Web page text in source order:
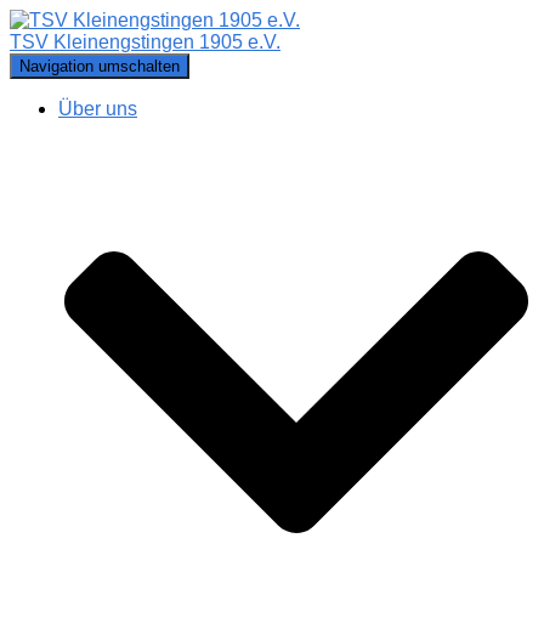
TSV Kleinengstingen 1905 e.V.
Navigation umschalten
Über uns